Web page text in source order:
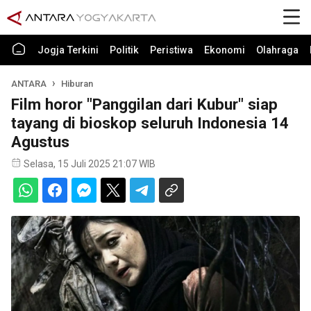
Jogja Terkini Politik Peristiwa Ekonomi Olahraga
ANTARA Hiburan
Film horor "Panggilan dari Kubur" siap
tayang di bioskop seluruh Indonesia 14
Agustus
Selasa, 15 Juli 2025 21:07 WIB